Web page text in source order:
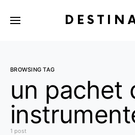
BROWSING TAG
un pachet
1 post